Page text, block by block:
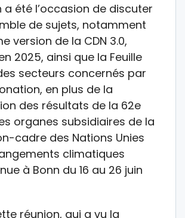
a été l’occasion de discuter
de sujets, notamment
version de la CDN 3.0,
2025, ainsi que la Feuille
secteurs concernés par
en plus de la
des résultats de la 62e
organes subsidiaires de la
cadre des Nations Unies
climatiques
à Bonn du 16 au 26 juin
réunion, qui a vu la